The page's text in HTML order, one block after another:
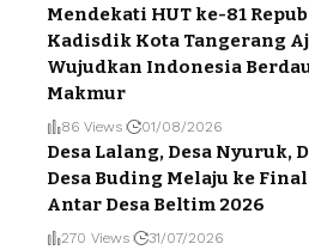
Mendekati HUT ke-81
Kadisdik Kota Tangerang
Wujudkan Indonesia
Makmur
86 Views 01/08/2026
Desa Lalang, Desa Nyuruk,
Desa Buding Melaju ke
Antar Desa Beltim 2026
270 Views 31/07/2026